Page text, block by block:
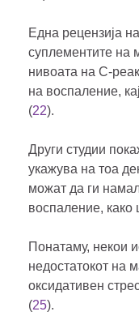
Една рецензија
суплементите на
нивоата на C-
на воспаление,
(22).
Други студии
укажува на тоа
можат да ги
воспаление, како
Понатаму, некои
недостатокот на
оксидативен
(25).